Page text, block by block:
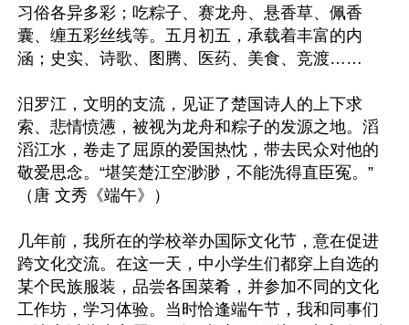
习俗各异多彩；吃粽子、赛龙舟、悬香草、佩香
囊、缠五彩丝线等。五月初五，承载着丰富的内
涵；史实、诗歌、图腾、医药、美食、竞渡……
汨罗江，文明的支流，见证了楚国诗人的上下求
索、悲情愤懑，被视为龙舟和粽子的发源之地。滔
滔江水，卷走了屈原的爱国热忱，带去民众对他的
敬爱思念。“堪笑楚江空渺渺，不能洗得直臣冤。”
（唐 文秀《端午》）
几年前，我所在的学校举办国际文化节，意在促进
跨文化交流。在这一天，中小学生们都穿上自选的
某个民族服装，品尝各国菜肴，并参加不同的文化
工作坊，学习体验。当时恰逢端午节，我和同事们